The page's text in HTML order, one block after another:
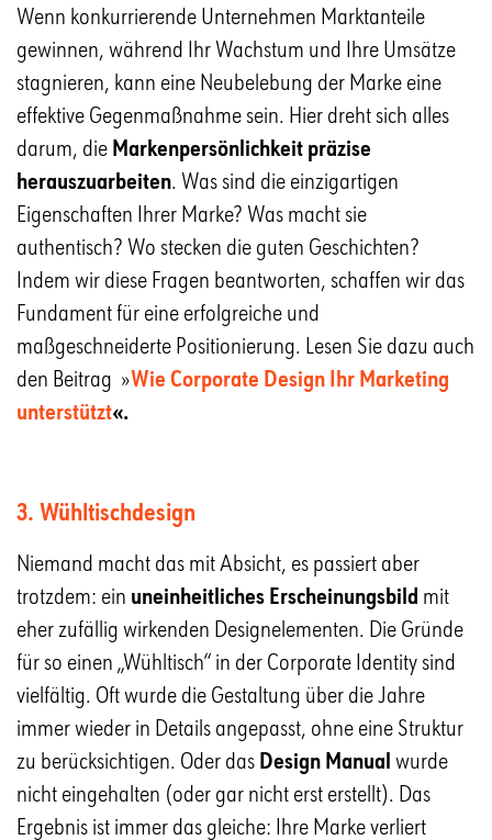
Wenn konkurrierende Unternehmen Marktanteile
gewinnen, während Ihr Wachstum und Ihre Umsätze
stagnieren, kann eine Neubelebung der Marke eine
effektive Gegenmaßnahme sein. Hier dreht sich alles
darum, die Markenpersönlichkeit präzise
herauszuarbeiten. Was sind die einzigartigen
Eigenschaften Ihrer Marke? Was macht sie
authentisch? Wo stecken die guten Geschichten?
Indem wir diese Fragen beantworten, schaffen wir das
Fundament für eine erfolgreiche und
maßgeschneiderte Positionierung. Lesen Sie dazu auch
den Beitrag »Wie Corporate Design Ihr Marketing
unterstützt«.
3. Wühltischdesign
Niemand macht das mit Absicht, es passiert aber
trotzdem: ein uneinheitliches Erscheinungsbild mit
eher zufällig wirkenden Designelementen. Die Gründe
für so einen „Wühltisch“ in der Corporate Identity sind
vielfältig. Oft wurde die Gestaltung über die Jahre
immer wieder in Details angepasst, ohne eine Struktur
zu berücksichtigen. Oder das Design Manual wurde
nicht eingehalten (oder gar nicht erst erstellt). Das
Ergebnis ist immer das gleiche: Ihre Marke verliert